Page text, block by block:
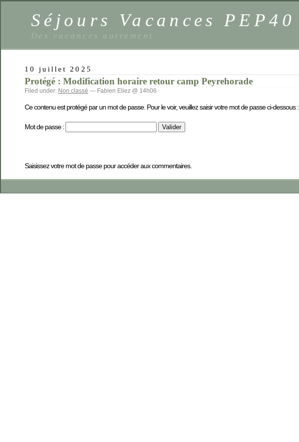
Séjours Vacances PEP40
Des vacances autrement
10 juillet 2025
Protégé : Modification horaire retour camp Peyrehorade
Filed under: Non classé — Fabien Eliez @ 14h06
Ce contenu est protégé par un mot de passe. Pour le voir, veuillez saisir votre mot de passe ci-dessous :
Mot de passe :
Saisissez votre mot de passe pour accéder aux commentaires.